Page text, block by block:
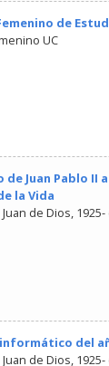
de
UC
de Juan Pablo
la Vida
de Dios, 1925-
del
de Dios, 1925-